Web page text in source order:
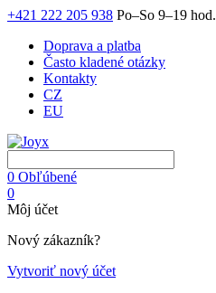
+421 222 205 938 Po–So 9–19 hod.
Doprava a platba
Často kladené otázky
Kontakty
CZ
EU
0 Obľúbené
0
Môj účet
Nový zákazník?
Vytvoriť nový účet